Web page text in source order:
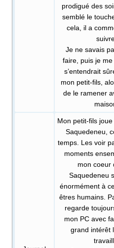
prodigué des
semblé le
cela, il a
Je ne savais
faire, puis je me
s’entendrait
mon petit-fils,
de le ramener
Mon petit-fils
Saquedeneu,
temps. Les voir
moments
mon coeur
Saquedeneu
énormément à
êtres humains.
regarde
mon PC avec
grand intérêt